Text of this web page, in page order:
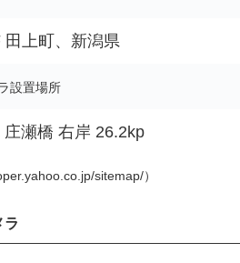
田上町、新潟県
設置場所
瀬橋 右岸 26.2kp
sitemap/）
ラ